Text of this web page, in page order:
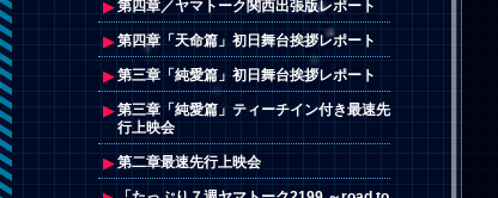
第四章／ヤマトーク関西出張版レポート
第四章「天命篇」初日舞台挨拶レポート
第三章「純愛篇」初日舞台挨拶レポート
第三章「純愛篇」ティーチイン付き最速先
行上映会
第二章最速先行上映会